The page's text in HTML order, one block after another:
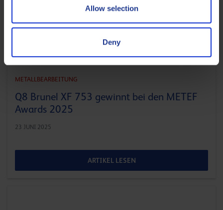
Allow selection
Deny
METALLBEARBEITUNG
Q8 Brunel XF 753 gewinnt bei den METEF
Awards 2025
23 JUNI 2025
ARTIKEL LESEN